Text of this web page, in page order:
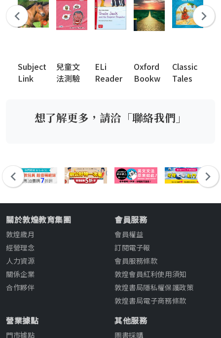
Subject
Link
兒童文
法測驗
列)
ELi
Reader
Oxford
Bookw
(New
Edition)
Classic
Tales
想了解更多，請洽「聯絡我們」
關於敦煌教育集團
敦煌歲月
經營理念
人力資源
關係企業
合作夥伴
會員服務
會員權益
訂閱電子報
會員服務條款
敦煌會員紅利使用須知
敦煌書局隱私權保護政策
敦煌書局電子商務條款
營業據點
門市據點
其他服務
圖書採購